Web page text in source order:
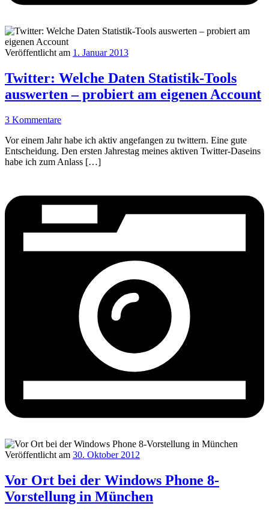
Veröffentlicht am 1. Januar 2013
Twitter: Welche Daten Statistik-Tools
auswerten – probiert am eigenen Account
3 Kommentare
Vor einem Jahr habe ich aktiv angefangen zu twittern. Eine gute
Entscheidung. Den ersten Jahrestag meines aktiven Twitter-Daseins
habe ich zum Anlass […]
Veröffentlicht am 30. Oktober 2012
Vor Ort bei der Windows Phone 8-
Vorstellung in München